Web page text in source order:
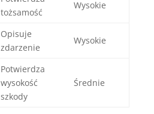
tożsamość
Wysokie
Opisuje
zdarzenie
Wysokie
Potwierdza
wysokość
szkody
Średnie